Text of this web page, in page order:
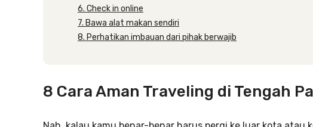
6. Check in online
7. Bawa alat makan sendiri
8. Perhatikan imbauan dari pihak berwajib
8 Cara Aman Traveling di Tengah